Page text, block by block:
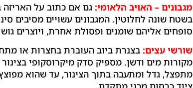
מגבונים – האויב הלאומי:גם אם כתוב על
בשטח שונה לחלוטין. המגבונים עשויים מסיבים
סופחים אליהם שומנים ופסולת אחרת, ויוצרים
שורשי עצים: בצנרת ביוב העוברת בחצרות או
מקורות מים ודשן. מספיק סדק מיקרוסקופי
מתפצל, גדל ומתעבה בתוך הצינור, עד שהוא